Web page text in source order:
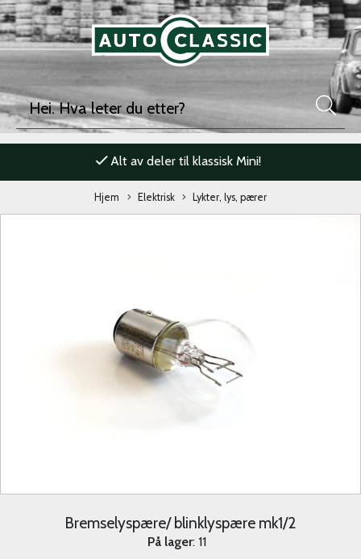
Alt av deler til klassisk Mini!
Hjem Elektrisk Lykter, lys, pærer
Bremselyspære/ blinklyspære mk1/2
På lager: 11